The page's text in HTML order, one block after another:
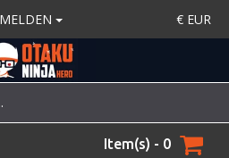
€ EUR
Item(s) - 0